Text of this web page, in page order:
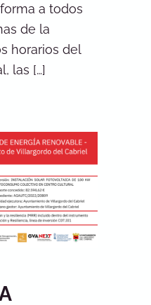
a todos
de la
horarios del
las […]